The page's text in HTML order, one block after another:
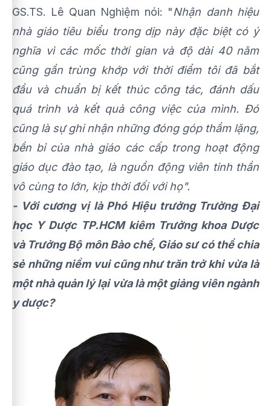
GS.TS. Lê Quan Nghiệm nói: "Nhận danh hiệu
nhà giáo tiêu biểu trong dịp này đặc biệt có ý
nghĩa vì các mốc thời gian và độ dài 40 năm
cũng gần trùng khớp với thời điểm tôi đã bắt
đầu và chuẩn bị kết thúc công tác, đánh dấu
quá trình và kết quả công việc của mình. Đó
cũng là sự ghi nhận những đóng góp thầm lặng,
bền bỉ của nhà giáo các cấp trong hoạt động
giáo dục đào tạo, là nguồn động viên tinh thần
vô cùng to lớn, kịp thời đối với họ".
- Với cương vị là Phó Hiệu trưởng Trường Đại
học Y Dược TP.HCM kiêm Trưởng khoa Dược
và Trưởng Bộ môn Bào chế, Giáo sư có thể chia
sẻ những niềm vui cũng như trăn trở khi vừa là
một nhà quản lý lại vừa là một giảng viên ngành
y dược?